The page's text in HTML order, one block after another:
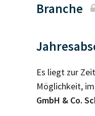
Branche
Es liegt zur
Möglichkeit,
GmbH & Co.